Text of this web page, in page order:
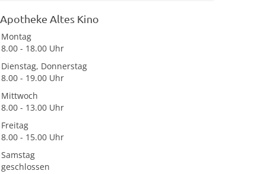
Apotheke Altes Kino
Montag
8.00 - 18.00 Uhr
Dienstag, Donnerstag
8.00 - 19.00 Uhr
Mittwoch
8.00 - 13.00 Uhr
Freitag
8.00 - 15.00 Uhr
Samstag
geschlossen